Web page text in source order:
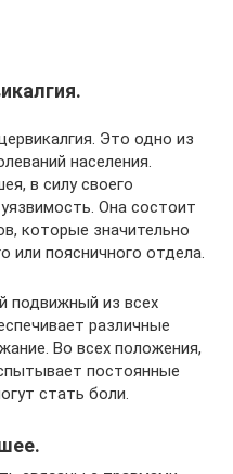
Это одно из
населения.
в силу своего
Она состоит
которые значительно
или поясничного отдела.
подвижный из всех
различные
Во всех положения,
постоянные
стать боли.